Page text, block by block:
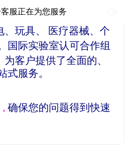
服正在为您服务
涵盖了信息技术、音视
、玩具、 医疗器械、个
国际实验室认可合作组
为客户提供了全面的、
式服务。
确保您的问题得到快速